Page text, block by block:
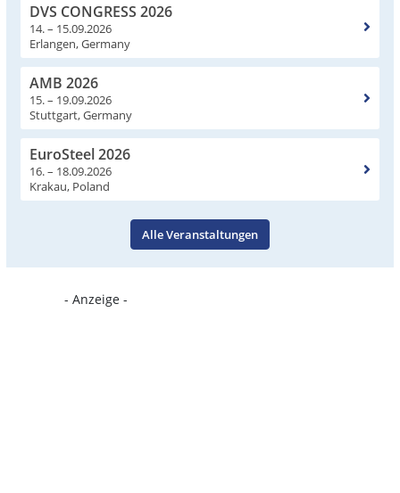
DVS CONGRESS 2026
14. – 15.09.2026
Erlangen, Germany
AMB 2026
15. – 19.09.2026
Stuttgart, Germany
EuroSteel 2026
16. – 18.09.2026
Krakau, Poland
Alle Veranstaltungen
- Anzeige -